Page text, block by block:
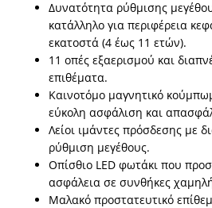
Δυνατότητα ρύθμισης
κατάλληλο για περιφέρεια
εκατοστά (4 έως 11 ετών).
11 οπές εξαερισμού και
επιθέματα.
Καινοτόμο μαγνητικό
εύκολη ασφάλιση και
Λείοι ιμάντες πρόσδεσης με
ρύθμιση μεγέθους.
Οπίσθιο LED φωτάκι που
ασφάλεια σε συνθήκες
Μαλακό προστατευτικό